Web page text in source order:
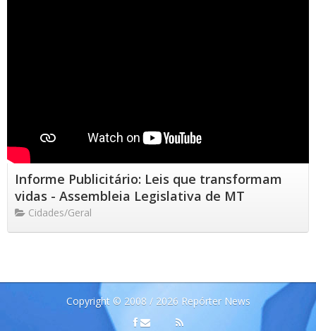
Informe Publicitário: Leis que transformam
vidas - Assembleia Legislativa de MT
Cidades/Geral
Copyright © 2008 / 2026 Repórter News